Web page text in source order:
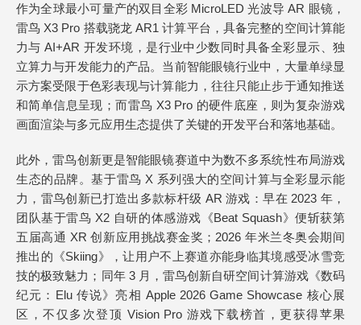
作为全球最小可量产的双目全彩 MicroLED 光波导 AR 眼镜，
雷鸟 X3 Pro 搭载骁龙 AR1 计算平台，具备完整的空间计算能
力与 AI+AR 开发环境，是行业中少数同时具备全彩显示、独
立算力与开发能力的产品。当前智能眼镜行业中，大量单绿显
示方案受限于色彩表现与计算能力，往往只能止步于通知推送
和简单信息呈现；而雷鸟 X3 Pro 的硬件底座，则为复杂游戏
画面渲染与多元应用生态提供了关键的开发平台和落地基础。
此外，雷鸟创新更是智能眼镜赛道中为数不多系统性布局游戏
生态的品牌。基于雷鸟 X 系列强大的空间计算与全彩显示能
力，雷鸟创新已打造出多款标杆级 AR 游戏：早在 2023 年，
团队基于雷鸟 X2 自研的体感游戏《Beat Squash》便斩获第
五届高通 XR 创新应用挑战赛金奖；2026 年米兰冬奥会期间
推出的《Skiing》，让用户不上赛道亦能身临其境感受冰雪竞
技的极致魅力；同年 3 月，雷鸟创新自研空间计算游戏《数码
纪元：Elu 传说》亮相 Apple 2026 Game Showcase 核心展
区，不仅多次登顶 Vision Pro 游戏下载榜首，更获得苹果